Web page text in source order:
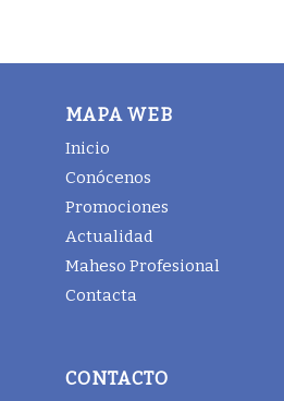
MAPA WEB
Inicio
Conócenos
Promociones
Actualidad
Maheso Profesional
Contacta
CONTACTO